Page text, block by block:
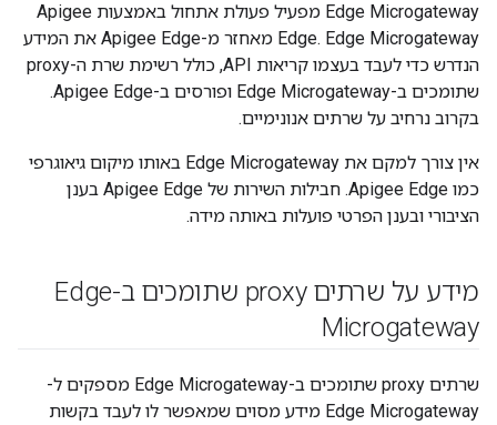
Edge Microgateway מפעיל פעולת אתחול באמצעות Apigee
Edge. Edge Microgateway מאחזר מ-Apigee Edge את המידע
הנדרש כדי לעבד בעצמו קריאות API, כולל רשימת שרת ה-proxy
שתומכים ב-Edge Microgateway ופורסים ב-Apigee Edge.
בקרוב נרחיב על שרתים אנונימיים.
אין צורך למקם את Edge Microgateway באותו מיקום גיאוגרפי
כמו Apigee Edge. חבילות השירות של Apigee Edge בענן
הציבורי ובענן הפרטי פועלות באותה מידה.
מידע על שרתים proxy שתומכים ב-Edge
Microgateway
שרתים proxy שתומכים ב-Edge Microgateway מספקים ל-
Edge Microgateway מידע מסוים שמאפשר לו לעבד בקשות